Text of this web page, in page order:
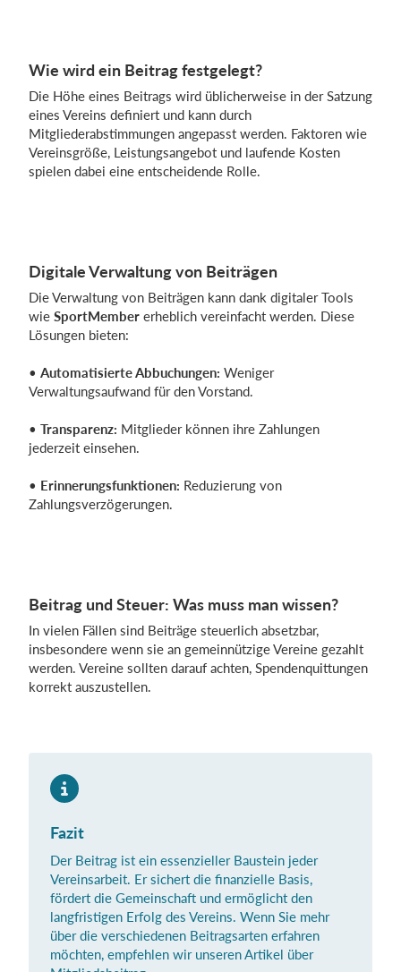
Wie wird ein Beitrag festgelegt?
Die Höhe eines Beitrags wird üblicherweise in der Satzung
eines Vereins definiert und kann durch
Mitgliederabstimmungen angepasst werden. Faktoren wie
Vereinsgröße, Leistungsangebot und laufende Kosten
spielen dabei eine entscheidende Rolle.
Digitale Verwaltung von Beiträgen
Die Verwaltung von Beiträgen kann dank digitaler Tools
wie SportMember erheblich vereinfacht werden. Diese
Lösungen bieten:
• Automatisierte Abbuchungen: Weniger
Verwaltungsaufwand für den Vorstand.
• Transparenz: Mitglieder können ihre Zahlungen
jederzeit einsehen.
• Erinnerungsfunktionen: Reduzierung von
Zahlungsverzögerungen.
Beitrag und Steuer: Was muss man wissen?
In vielen Fällen sind Beiträge steuerlich absetzbar,
insbesondere wenn sie an gemeinnützige Vereine gezahlt
werden. Vereine sollten darauf achten, Spendenquittungen
korrekt auszustellen.
Fazit
Der Beitrag ist ein essenzieller Baustein jeder
Vereinsarbeit. Er sichert die finanzielle Basis,
fördert die Gemeinschaft und ermöglicht den
langfristigen Erfolg des Vereins. Wenn Sie mehr
über die verschiedenen Beitragsarten erfahren
möchten, empfehlen wir unseren Artikel über